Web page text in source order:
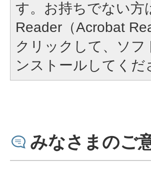
す。お持ちでない方
Reader（Acrobat
クリックして、ソ
ンストールしてくだ
みなさまのご